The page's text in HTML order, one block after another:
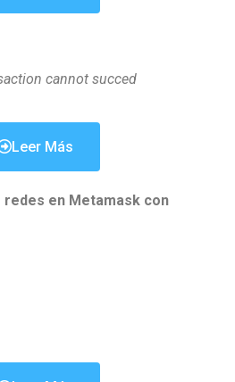
cannot succed
Leer Más
en Metamask con